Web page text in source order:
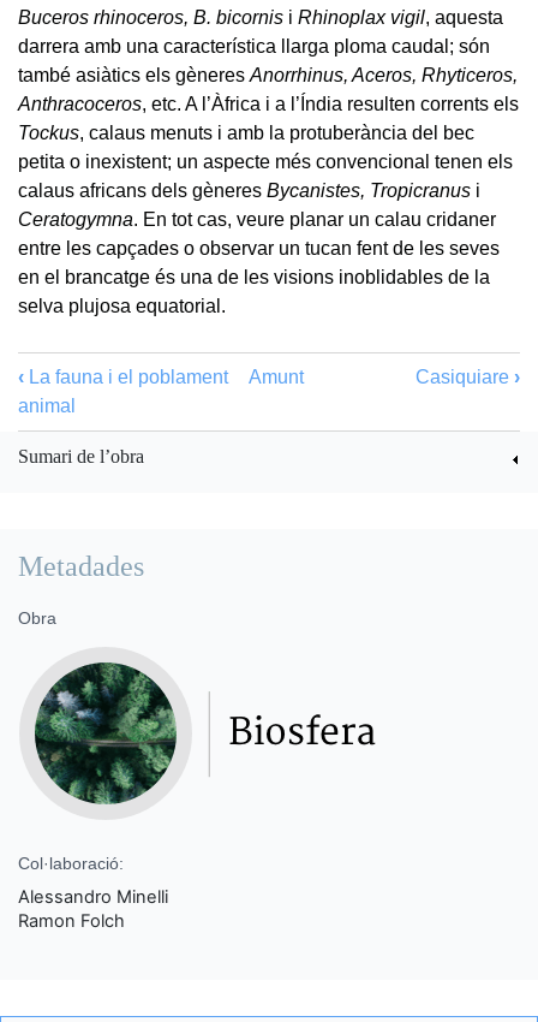
Buceros rhinoceros, B. bicornis i Rhinoplax vigil, aquesta
darrera amb una característica llarga ploma caudal; són
també asiàtics els gèneres Anorrhinus, Aceros, Rhyticeros,
Anthracoceros, etc. A l’Àfrica i a l’Índia resulten corrents els
Tockus, calaus menuts i amb la protuberància del bec
petita o inexistent; un aspecte més convencional tenen els
calaus africans dels gèneres Bycanistes, Tropicranus i
Ceratogymna. En tot cas, veure planar un calau cridaner
entre les capçades o observar un tucan fent de les seves
en el brancatge és una de les visions inoblidables de la
selva plujosa equatorial.
‹ La fauna i el poblament
animal
Amunt Casiquiare ›
Sumari de l’obra
Metadades
Obra
Col·laboració:
Alessandro Minelli
Ramon Folch